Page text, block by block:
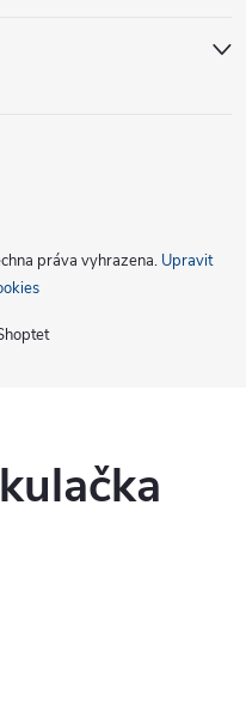
práva vyhrazena. Upravit